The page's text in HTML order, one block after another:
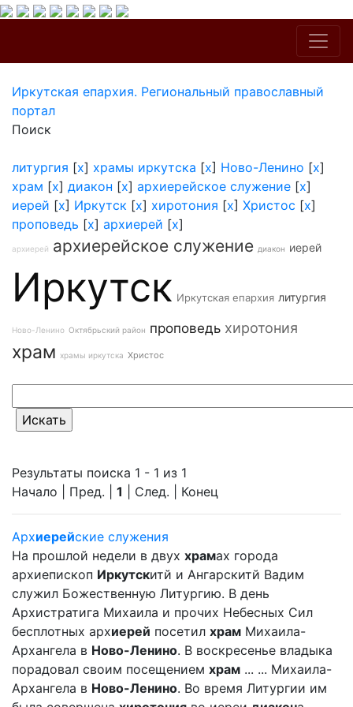
Иркутская епархия. Региональный православный
портал
Поиск
литургия [x] храмы иркутска [x] Ново-Ленино [x]
храм [x] диакон [x] архиерейское служение [x]
иерей [x] Иркутск [x] хиротония [x] Христос [x]
проповедь [x] архиерей [x]
архиерей архиерейское служение диакон иерей
Иркутск Иркутская епархия литургия
Ново-Ленино Октябрьский район проповедь хиротония
храм храмы иркутска Христос
Результаты поиска 1 - 1 из 1
Начало | Пред. | 1 | След. | Конец
Архиерейские служения
На прошлой недели в двух храмах города
архиепископ Иркутскитй и Ангарскитй Вадим
служил Божественную Литургию. В день
Архистратига Михаила и прочих Небесных Сил
бесплотных архиерей посетил храм Михаила-
Архангела в Ново-Ленино. В воскресенье владыка
порадовал своим посещением храм ... ... Михаила-
Архангела в Ново-Ленино. Во время Литургии им